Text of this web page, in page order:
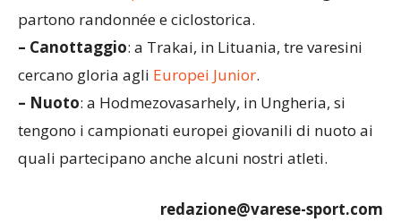
partono randonnée e ciclostorica.
– Canottaggio: a Trakai, in Lituania, tre varesini
cercano gloria agli Europei Junior.
– Nuoto: a Hodmezovasarhely, in Ungheria, si
tengono i campionati europei giovanili di nuoto ai
quali partecipano anche alcuni nostri atleti.
redazione@varese-sport.com